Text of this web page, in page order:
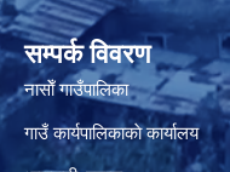
सम्पर्क विवरण
नासाेँ गाउँपालिका
गाउँ कार्यपालिकाकाे कार्यालय